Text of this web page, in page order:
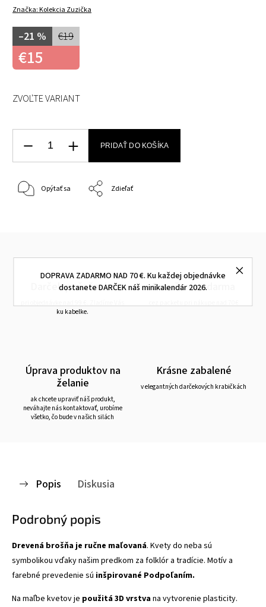
DOPRAVA ZADARMO NAD 70 €. Ku každej objednávke
dostanete DARČEK náš minikalendár 2026.
Značka:Kolekcia Zuzička
€19
–21 %
€15
ZVOĽTE VARIANT
PRIDAŤ DO KOŠÍKA
Opýtať sa Zdieľať
Darček peňaženka
ku kabelke.
Doručenie zdarma
Úprava produktov na
želanie
ak chcete upraviť náš produkt,
neváhajte nás kontaktovať, urobíme
všetko, čo bude v našich silách
Krásne zabalené
v elegantných darčekových krabičkách
Popis Diskusia
Podrobný popis
Drevená brošňa je ručne maľovaná. Kvety do neba sú
symbolikou vďaky našim predkom za folklór a tradície. Motív a
farebné prevedenie sú inšpirované Podpoľaním.
Na maľbe kvetov je použitá 3D vrstvana vytvorenie plasticity.